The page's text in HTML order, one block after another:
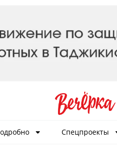
Спецпроекты